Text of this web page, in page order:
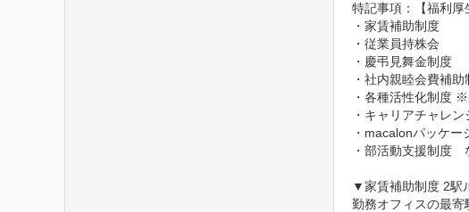
特記事項：【福利厚
・家賃補助制度
・従業員持株会
・慶弔見舞金制度
・社内親睦会費補助
・各種活性化制度
・キャリアチャレン
・macalonパッケー
・部活動支援制度　
▼家賃補助制度 2駅
勤務オフィスの最